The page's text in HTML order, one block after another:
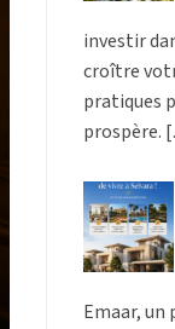
investir
croître
pratiques
prospère.
Emaar,